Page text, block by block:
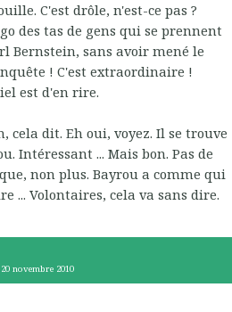
C'est drôle, n'est-ce pas ?
des tas de gens qui se prennent
Bernstein, sans avoir mené le
! C'est extraordinaire !
est d'en rire.
cela dit. Eh oui, voyez. Il se trouve
Intéressant ... Mais bon. Pas de
non plus. Bayrou a comme qui
... Volontaires, cela va sans dire.
novembre 2010